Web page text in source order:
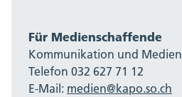
Für Medienschaffende
Kommunikation und Medien
Telefon 032 627 71 12
E-Mail: medien@kapo.so.ch